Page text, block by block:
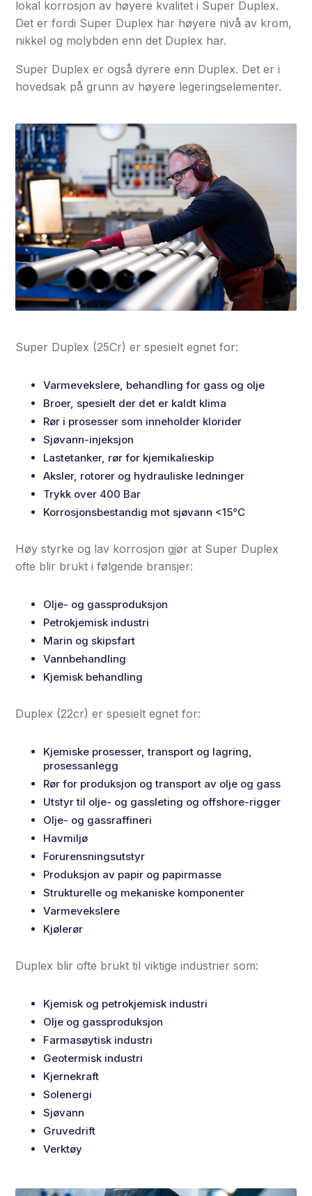
lokal korrosjon av høyere kvalitet i Super Duplex.
Det er fordi Super Duplex har høyere nivå av krom,
nikkel og molybden enn det Duplex har.
Super Duplex er også dyrere enn Duplex. Det er i
hovedsak på grunn av høyere legeringselementer.
Super Duplex (25Cr) er spesielt egnet for:
Varmevekslere, behandling for gass og olje
Broer, spesielt der det er kaldt klima
Rør i prosesser som inneholder klorider
Sjøvann-injeksjon
Lastetanker, rør for kjemikalieskip
Aksler, rotorer og hydrauliske ledninger
Trykk over 400 Bar
Korrosjonsbestandig mot sjøvann <15°C
Høy styrke og lav korrosjon gjør at Super Duplex
ofte blir brukt i følgende bransjer:
Olje- og gassproduksjon
Petrokjemisk industri
Marin og skipsfart
Vannbehandling
Kjemisk behandling
Duplex (22cr) er spesielt egnet for:
Kjemiske prosesser, transport og lagring,
prosessanlegg
Rør for produksjon og transport av olje og gass
Utstyr til olje- og gassleting og offshore-rigger
Olje- og gassraffineri
Havmiljø
Forurensningsutstyr
Produksjon av papir og papirmasse
Strukturelle og mekaniske komponenter
Varmevekslere
Kjølerør
Duplex blir ofte brukt til viktige industrier som:
Kjemisk og petrokjemisk industri
Olje og gassproduksjon
Farmasøytisk industri
Geotermisk industri
Kjernekraft
Solenergi
Sjøvann
Gruvedrift
Verktøy